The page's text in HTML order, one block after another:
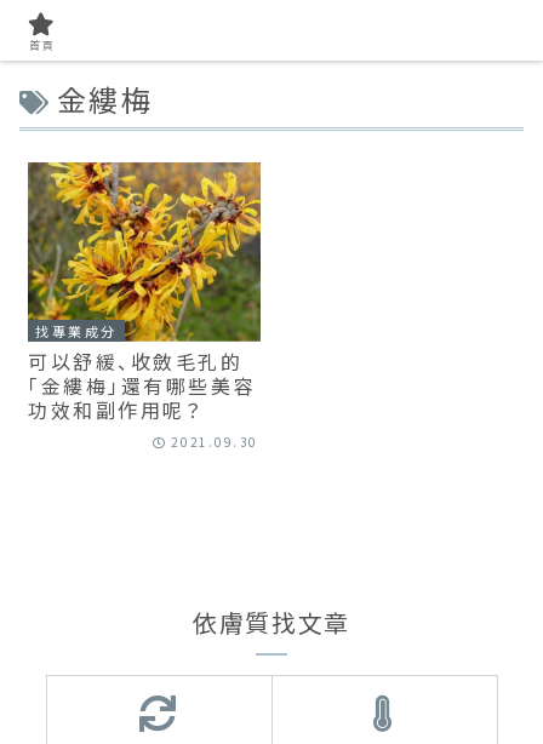
金縷梅
找專業成分
可以舒緩、收斂毛孔的
「金縷梅」還有哪些美容
功效和副作用呢？
2021.09.30
依膚質找文章
首頁